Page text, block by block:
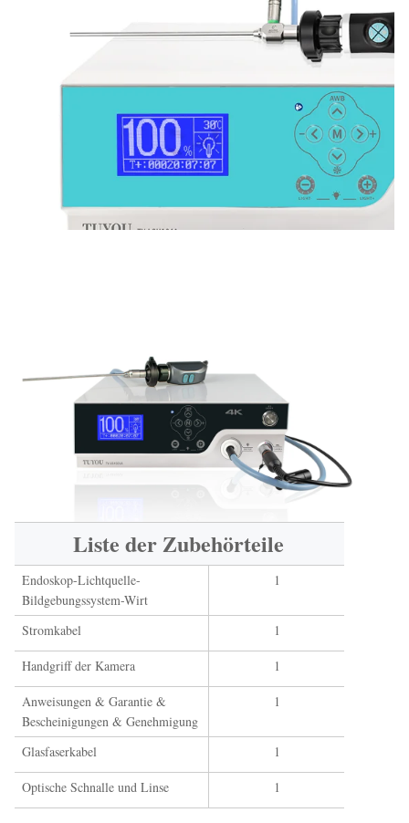
Liste der Zubehörteile
Endoskop-Lichtquelle-
Bildgebungssystem-Wirt
1
Stromkabel 1
Handgriff der Kamera 1
Anweisungen & Garantie &
Bescheinigungen & Genehmigung
1
Glasfaserkabel 1
Optische Schnalle und Linse 1